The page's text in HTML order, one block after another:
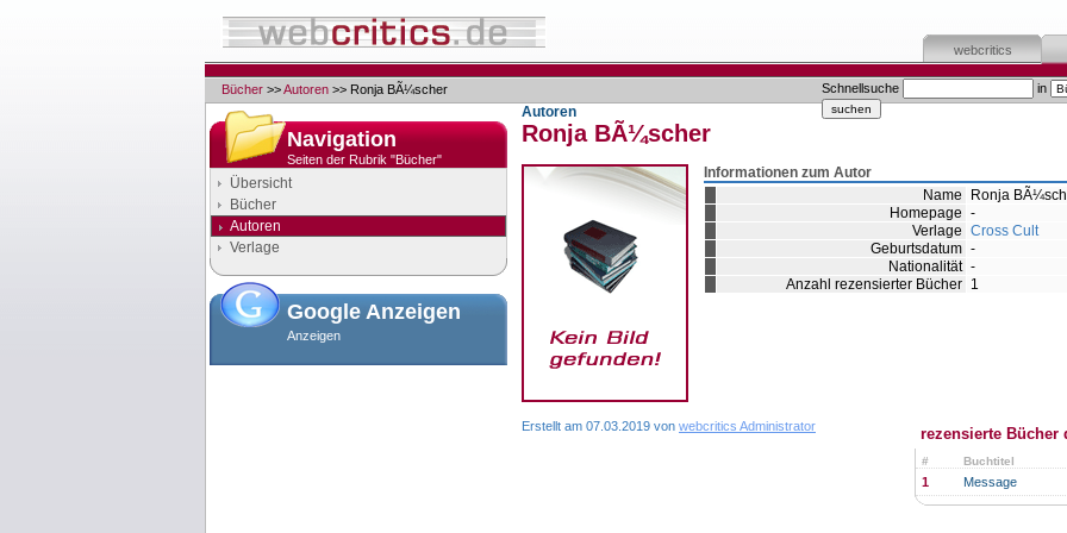
webcritics
Schnellsuche in
Bücher >>Autoren >> Ronja BÃ¼scher
Navigation
Seiten der Rubrik "Bücher"
Übersicht
Bücher
Autoren
Verlage
Google Anzeigen
Anzeigen
Autoren
Ronja BÃ¼scher
Informationen zum Autor
Name
Ronja
Homepage -
Verlage Cross Cult
Geburtsdatum -
Nationalität -
Anzahl rezensierter Bücher 1
rezensierte Bücher
# Buchtitel
1 Message
Erstellt am 07.03.2019 von webcritics Administrator